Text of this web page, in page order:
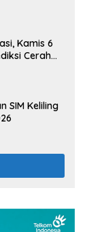
Kamis 6
Cerah
SIM Keliling